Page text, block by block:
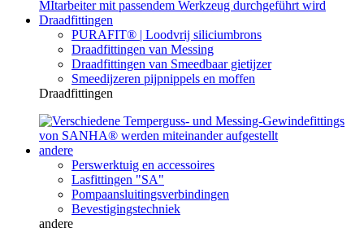
Draadfittingen
PURAFIT® | Loodvrij siliciumbrons
Draadfittingen van Messing
Draadfittingen van Smeedbaar gietijzer
Smeedijzeren pijpnippels en moffen
Draadfittingen
andere
Perswerktuig en accessoires
Lasfittingen "SA"
Pompaansluitingsverbindingen
Bevestigingstechniek
andere